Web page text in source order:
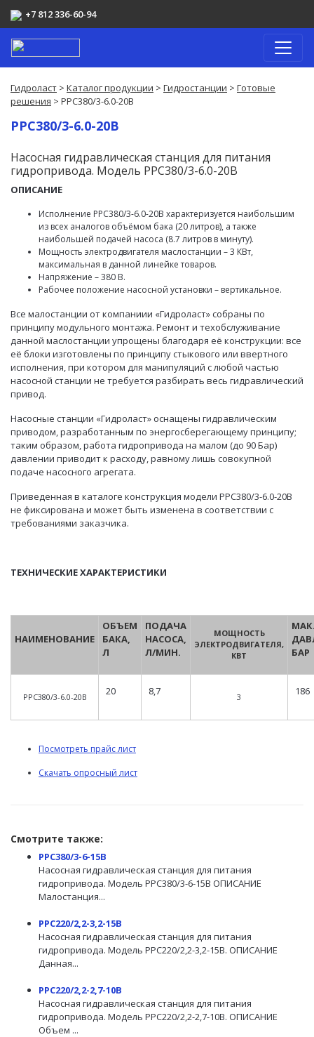
+7 812 336-60-94
Гидроласт > Каталог продукции > Гидростанции > Готовые
решения > PPC380/3-6.0-20B
PPC380/3-6.0-20B
Насосная гидравлическая станция для питания
гидропривода. Модель PPC380/3-6.0-20B
ОПИСАНИЕ
Исполнение PPC380/3-6.0-20B характеризуется наибольшим
из всех аналогов объёмом бака (20 литров), а также
наибольшей подачей насоса (8.7 литров в минуту).
Мощность электродвигателя маслостанции – 3 КВт,
максимальная в данной линейке товаров.
Напряжение – 380 В.
Рабочее положение насосной установки – вертикальное.
Все малостанции от компаниии «Гидроласт» собраны по
принципу модульного монтажа. Ремонт и техобслуживание
данной маслостанции упрощены благодаря её конструкции: все
её блоки изготовлены по принципу стыкового или ввертного
исполнения, при котором для манипуляций с любой частью
насосной станции не требуется разбирать весь гидравлический
привод.
Насосные станции «Гидроласт» оснащены гидравлическим
приводом, разработанным по энергосберегающему принципу;
таким образом, работа гидропривода на малом (до 90 Бар)
давлении приводит к расходу, равному лишь совокупной
подаче насосного агрегата.
Приведенная в каталоге конструкция модели PPC380/3-6.0-20B
не фиксирована и может быть изменена в соответствии с
требованиями заказчика.
ТЕХНИЧЕСКИЕ ХАРАКТЕРИСТИКИ
НАИМЕНОВАНИЕ
ОБЪЕМ
БАКА,
Л
ПОДАЧА
НАСОСА,
Л/МИН.
МОЩНОСТЬ
ЭЛЕКТРОДВИГАТЕЛЯ,
КВТ
БАР
PPC380/3-6.0-20B 20 8,7 3 186
Посмотреть прайс лист
Скачать опросный лист
Смотрите также:
PPC380/3-6-15B
Насосная гидравлическая станция для питания
гидропривода. Модель PPC380/3-6-15B ОПИСАНИЕ
Малостанция...
PPC220/2,2-3,2-15B
Насосная гидравлическая станция для питания
гидропривода. Модель PPC220/2,2-3,2-15B. ОПИСАНИЕ
Данная...
PPC220/2,2-2,7-10B
Насосная гидравлическая станция для питания
гидропривода. Модель PPC220/2,2-2,7-10B. ОПИСАНИЕ
Объем ...